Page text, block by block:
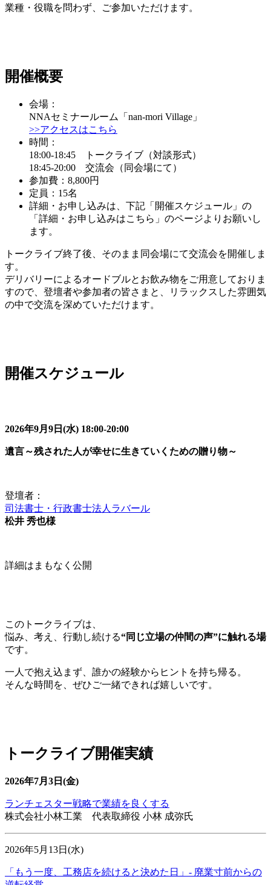
業種・役職を問わず、ご参加いただけます。
開催概要
会場：
NNAセミナールーム「nan-mori Village」
>>アクセスはこちら
時間：
18:00-18:45 トークライブ（対談形式）
18:45-20:00 交流会（同会場にて）
参加費：8,800円
定員：15名
詳細・お申し込みは、下記「開催スケジュール」の
「詳細・お申し込みはこちら」のページよりお願いし
ます。
トークライブ終了後、そのまま同会場にて交流会を開催しま
す。
デリバリーによるオードブルとお飲み物をご用意しておりま
すので、登壇者や参加者の皆さまと、リラックスした雰囲気
の中で交流を深めていただけます。
開催スケジュール
2026年9月9日(水) 18:00-20:00
遺言～残された人が幸せに生きていくための贈り物～
登壇者：
司法書士・行政書士法人ラバール
松井 秀也様
詳細はまもなく公開
このトークライブは、
悩み、考え、行動し続ける“同じ立場の仲間の声”に触れる場
です。
一人で抱え込まず、誰かの経験からヒントを持ち帰る。
そんな時間を、ぜひご一緒できれば嬉しいです。
トークライブ開催実績
2026年7月3日(金)
ランチェスター戦略で業績を良くする
株式会社小林工業 代表取締役 小林 成弥氏
2026年5月13日(水)
「もう一度、工務店を続けると決めた日」- 廃業寸前からの